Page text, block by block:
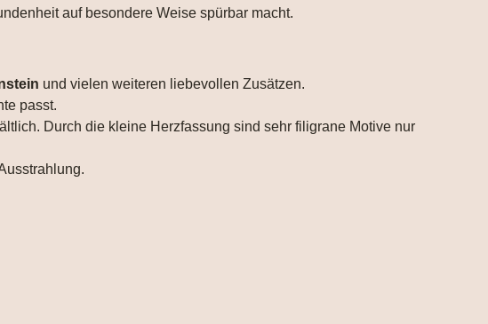
auf besondere Weise spürbar macht.
und vielen weiteren liebevollen Zusätzen.
passt.
Durch die kleine Herzfassung sind sehr filigrane Motive nur